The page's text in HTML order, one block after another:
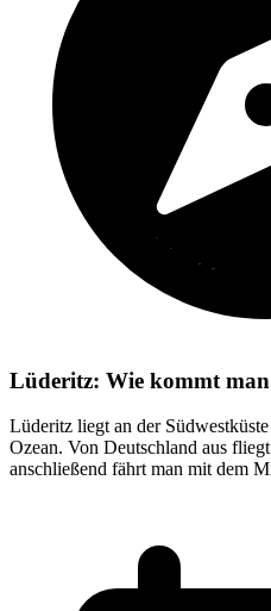
Lüderitz: Wie kommt
Lüderitz liegt an der
Ozean. Von Deutschland aus
anschließend fährt man mit dem